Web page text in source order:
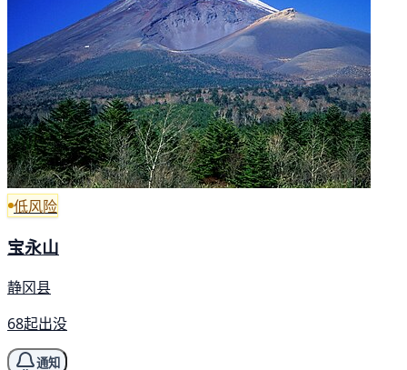
低风险
宝永山
静冈县
68起出没
通知